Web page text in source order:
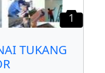
1
TUKANG